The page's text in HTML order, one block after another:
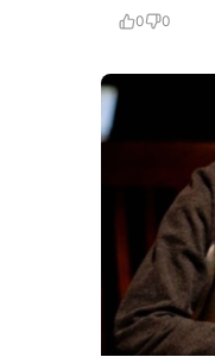
0 0